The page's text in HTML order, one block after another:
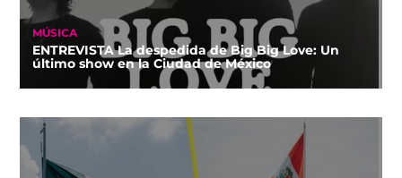
MÚSICA
ENTREVISTA La despedida de Big Big Love: Un
último show en la Ciudad de México